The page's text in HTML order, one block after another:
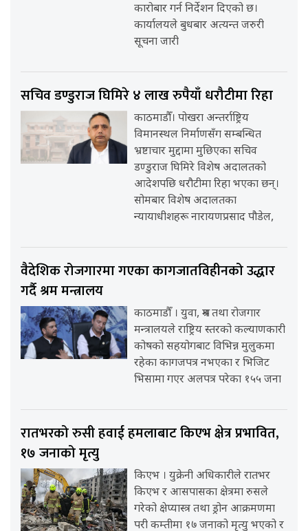
कारोबार गर्न निर्देशन दिएको छ।
कार्यालयले बुधबार अत्यन्त जरुरी
सूचना जारी
सचिव डण्डुराज घिमिरे ४ लाख रुपैयाँ धरौटीमा रिहा
काठमाडौँ। पोखरा अन्तर्राष्ट्रिय
विमानस्थल निर्माणसँग सम्बन्धित
भ्रष्टाचार मुद्दामा मुछिएका सचिव
डण्डुराज घिमिरे विशेष अदालतको
आदेशपछि धरौटीमा रिहा भएका छन्।
सोमबार विशेष अदालतका
न्यायाधीशहरू नारायणप्रसाद पौडेल,
वैदेशिक रोजगारमा गएका कागजातविहीनको उद्धार
गर्दै श्रम मन्त्रालय
काठमाडौँ । युवा, श्रम तथा रोजगार
मन्त्रालयले राष्ट्रिय स्तरको कल्याणकारी
कोषको सहयोगबाट विभिन्न मुलुकमा
रहेका कागजपत्र नभएका र भिजिट
भिसामा गएर अलपत्र परेका १५५ जना
रातभरको रुसी हवाई हमलाबाट किएभ क्षेत्र प्रभावित,
१७ जनाको मृत्यु
किएभ । युक्रेनी अधिकारीले रातभर
किएभ र आसपासका क्षेत्रमा रुसले
गरेको क्षेप्यास्त्र तथा ड्रोन आक्रमणमा
परी कम्तीमा १७ जनाको मृत्यु भएको र